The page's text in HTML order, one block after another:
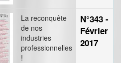
La reconquête
de nos
industries
professionnelles
!
N°343 -
Février
2017